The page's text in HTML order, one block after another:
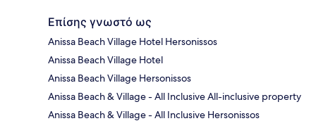
Επίσης γνωστό ως
Anissa Beach Village Hotel Hersonissos
Anissa Beach Village Hotel
Anissa Beach Village Hersonissos
Anissa Beach & Village - All Inclusive All-inclusive property
Anissa Beach & Village - All Inclusive Hersonissos